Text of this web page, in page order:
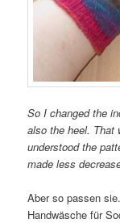
So I changed the
also the heel. That
understood the
made less
Aber so passen
Handwäsche für